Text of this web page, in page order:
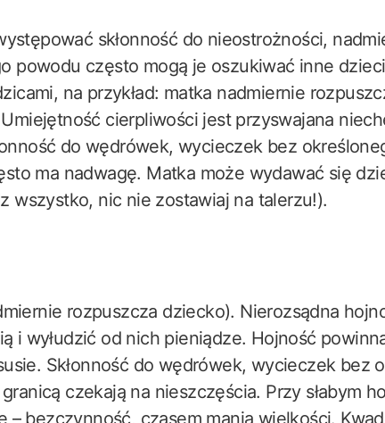
skłonność do nieostrożności,
powodu często mogą je oszukiwać inne
na przykład: matka nadmiernie
cierpliwości jest przyswajana
do wędrówek, wycieczek bez
ma nadwagę. Matka może wydawać się
wszystko, nic nie zostawiaj na talerzu!).
rozpuszcza dziecko). Nierozsądna
i wyłudzić od nich pieniądze. Hojność
Skłonność do wędrówek, wycieczek bez
czekają na nieszczęścia. Przy słabym
– bezczynność, czasem mania wielkości.